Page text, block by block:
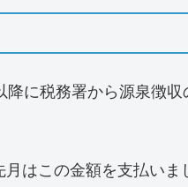
に税務署から源泉徴
はこの金額を支払いま